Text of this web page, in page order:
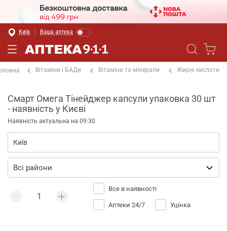
Київ Ваша аптека
Вітаміни і БАДи Вітаміни та мінерали Жирні кислоти
Смарт Омега Тінейджер капсули упаковка 30 шт
- наявність у Києві
Наявність актуальна на 09:30
Все в наявності
Аптеки 24/7 Уцінка